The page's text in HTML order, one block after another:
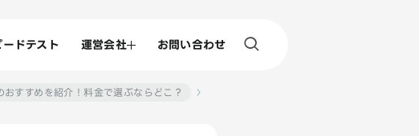
ードテスト 運営会社 お問い合わせ
すすめを紹介！料金で選ぶならどこ？